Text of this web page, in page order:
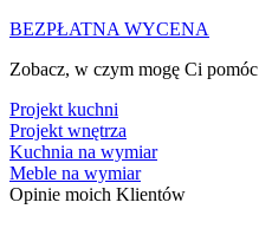
BEZPŁATNA WYCENA
Zobacz, w czym mogę Ci pomóc
Projekt kuchni
Projekt wnętrza
Kuchnia na wymiar
Meble na wymiar
Opinie moich Klientów